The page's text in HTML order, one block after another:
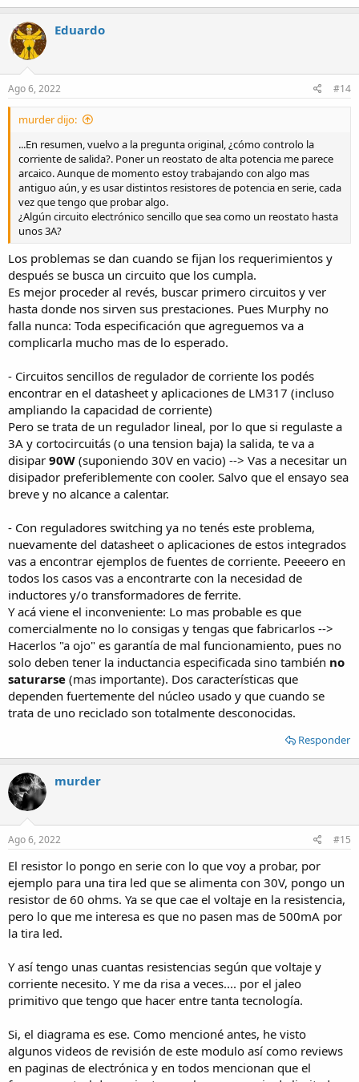
a
c
t
i
o
n
s
Eduardo
Ago 6, 2022 #14
murder dijo:
...En resumen, vuelvo a la pregunta original, ¿cómo controlo la
corriente de salida?. Poner un reostato de alta potencia me parece
arcaico. Aunque de momento estoy trabajando con algo mas
antiguo aún, y es usar distintos resistores de potencia en serie, cada
vez que tengo que probar algo.
¿Algún circuito electrónico sencillo que sea como un reostato hasta
unos 3A?
Los problemas se dan cuando se fijan los requerimientos y
después se busca un circuito que los cumpla.
Es mejor proceder al revés, buscar primero circuitos y ver
hasta donde nos sirven sus prestaciones. Pues Murphy no
falla nunca: Toda especificación que agreguemos va a
complicarla mucho mas de lo esperado.
- Circuitos sencillos de regulador de corriente los podés
encontrar en el datasheet y aplicaciones de LM317 (incluso
ampliando la capacidad de corriente)
Pero se trata de un regulador lineal, por lo que si regulaste a
3A y cortocircuitás (o una tension baja) la salida, te va a
disipar 90W (suponiendo 30V en vacio) --> Vas a necesitar un
disipador preferiblemente con cooler. Salvo que el ensayo sea
breve y no alcance a calentar.
- Con reguladores switching ya no tenés este problema,
nuevamente del datasheet o aplicaciones de estos integrados
vas a encontrar ejemplos de fuentes de corriente. Peeeero en
todos los casos vas a encontrarte con la necesidad de
inductores y/o transformadores de ferrite.
Y acá viene el inconveniente: Lo mas probable es que
comercialmente no lo consigas y tengas que fabricarlos -->
Hacerlos "a ojo" es garantía de mal funcionamiento, pues no
solo deben tener la inductancia especificada sino también no
saturarse (mas importante). Dos características que
dependen fuertemente del núcleo usado y que cuando se
trata de uno reciclado son totalmente desconocidas.
Responder
murder
Ago 6, 2022 #15
El resistor lo pongo en serie con lo que voy a probar, por
ejemplo para una tira led que se alimenta con 30V, pongo un
resistor de 60 ohms. Ya se que cae el voltaje en la resistencia,
pero lo que me interesa es que no pasen mas de 500mA por
la tira led.
Y así tengo unas cuantas resistencias según que voltaje y
corriente necesito. Y me da risa a veces.... por el jaleo
primitivo que tengo que hacer entre tanta tecnología.
Si, el diagrama es ese. Como mencioné antes, he visto
algunos videos de revisión de este modulo así como reviews
en paginas de electrónica y en todos mencionan que el